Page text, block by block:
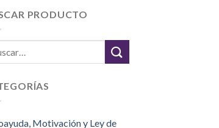
PRODUCTO
Motivación y Ley de